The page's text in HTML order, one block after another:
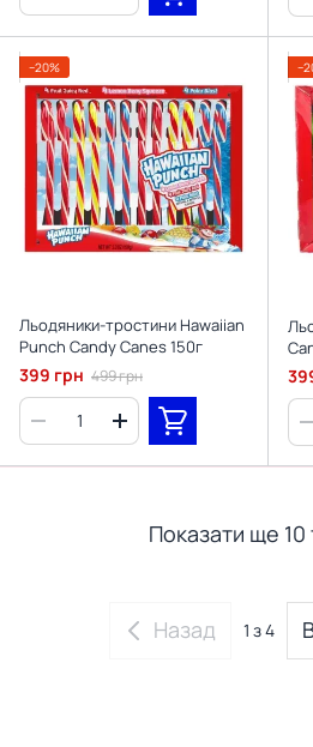
−20%
Льодяники-тростини Hawaiian
Punch Candy Canes 150г
399 грн 499 грн
Показати ще 10
Назад 1 з 4